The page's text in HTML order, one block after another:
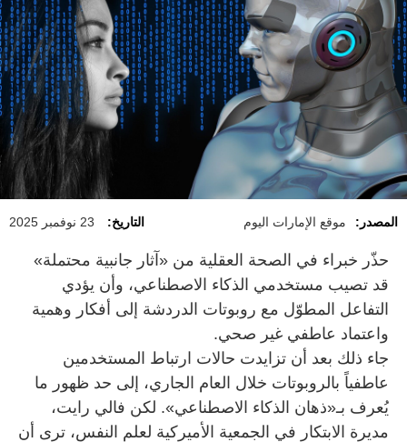
المصدر: موقع الإمارات اليوم التاريخ: 23 نوفمبر 2025
حذّر خبراء في الصحة العقلية من «آثار جانبية محتملة»
قد تصيب مستخدمي الذكاء الاصطناعي، وأن يؤدي
التفاعل المطوّل مع روبوتات الدردشة إلى أفكار وهمية
واعتماد عاطفي غير صحي.
جاء ذلك بعد أن تزايدت حالات ارتباط المستخدمين
عاطفياً بالروبوتات خلال العام الجاري، إلى حد ظهور ما
يُعرف بـ«ذهان الذكاء الاصطناعي». لكن فالي رايت،
مديرة الابتكار في الجمعية الأميركية لعلم النفس، ترى أن